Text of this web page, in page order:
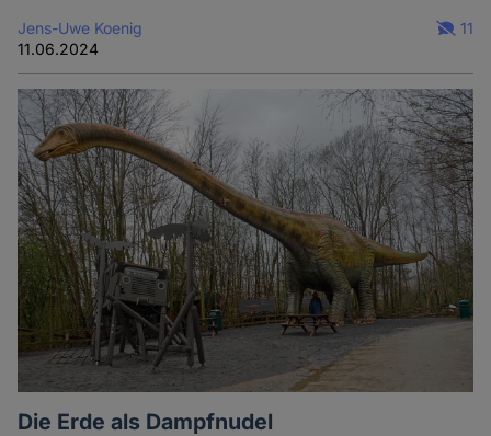
Jens-Uwe Koenig
11.06.2024
11
Die Erde als Dampfnudel